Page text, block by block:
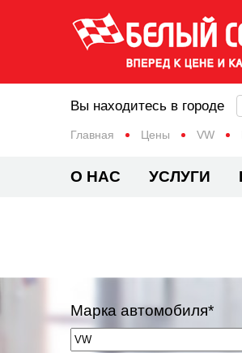
Главная Цены VW
Вы находитесь в городе
О НАС УСЛУГИ
Марка автомобиля*